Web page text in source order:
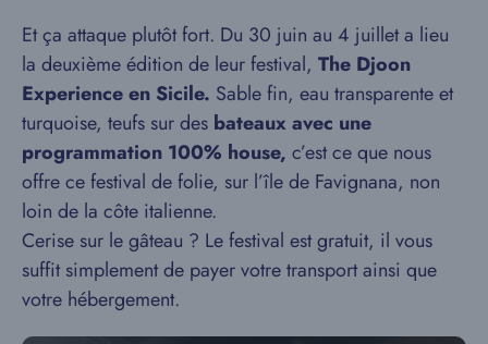
Et ça attaque plutôt fort. Du 30 juin au 4 juillet a lieu
la deuxième édition de leur festival, The Djoon
Experience en Sicile. Sable fin, eau transparente et
turquoise, teufs sur des bateaux avec une
programmation 100% house, c’est ce que nous
offre ce festival de folie, sur l’île de Favignana, non
loin de la côte italienne.
Cerise sur le gâteau ? Le festival est gratuit, il vous
suffit simplement de payer votre transport ainsi que
votre hébergement.